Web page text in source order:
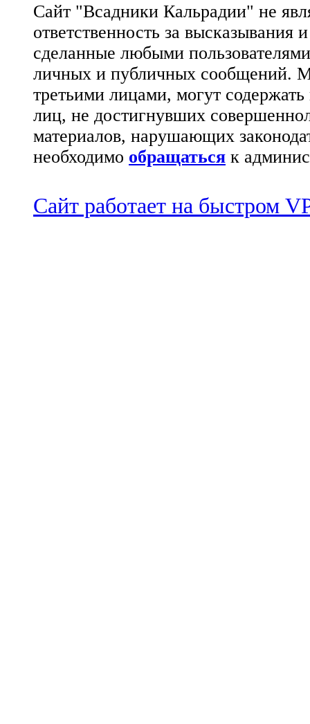
Сайт "Всадники Кальрадии" не
ответственность за
сделанные любыми
личных и публичных сообщений.
третьими лицами, могут
лиц, не достигнувших
материалов, нарушающих
необходимо обращаться к
Сайт работает на быстром